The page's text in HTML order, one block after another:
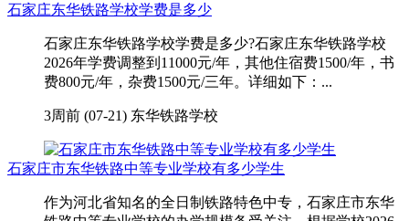
石家庄东华铁路学校学费是多少
石家庄东华铁路学校学费是多少?石家庄东华铁路学校
2026年学费调整到11000元/年，其他住宿费1500/年，书
费800元/年，杂费1500元/三年。详细如下：...
3周前 (07-21) 东华铁路学校
石家庄市东华铁路中等专业学校有多少学生
作为河北省知名的全日制铁路特色中专，石家庄市东华